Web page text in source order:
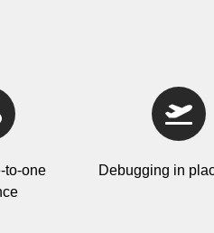
to-one
Debugging in